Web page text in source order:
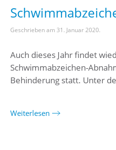
Geschrieben am 31. Januar 2020.
Auch dieses Jahr findet
Schwimmabzeichen-
Behinderung statt. Unter
Weiterlesen